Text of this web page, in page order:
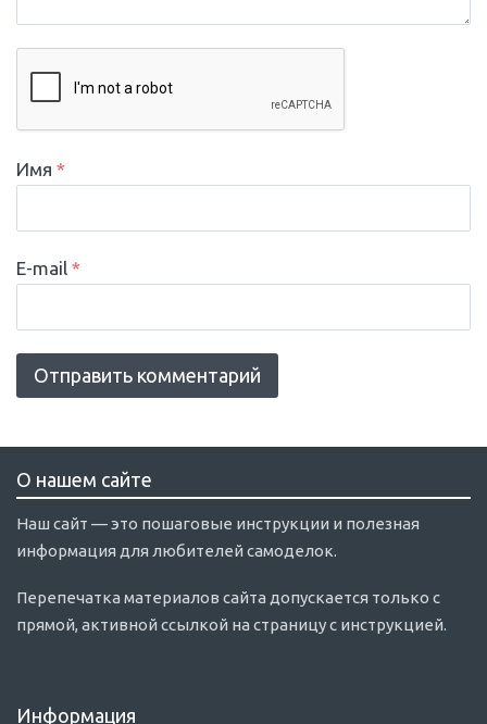
Имя *
E-mail *
О нашем сайте
Наш сайт — это пошаговые инструкции и полезная
информация для любителей самоделок.
Перепечатка материалов сайта допускается только с
прямой, активной ссылкой на страницу с инструкцией.
Информация